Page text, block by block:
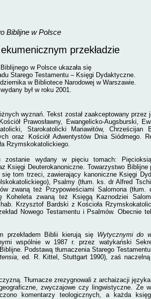
Biblijne w Polsce
przekładzie
w Polsce ukazała się
Starego Testamentu – Księgi Dydaktyczne.
w Bibliotece Narodowej w Warszawie.
był w roku 2001.
wyznań. Tekst został zaakceptowany przez
Prawosławny, Ewangelicko-Augsburski,
Starokatolicki Mariawitów, Chrześcijan
oraz Kościół Adwentystów Dnia Siódmego.
Rzymskokatolickiego.
zostanie wydany w pięciu tomach:
Księgi Deuterokanoniczne. Towarzystwo Biblijne
tom trzeci, zawierający kanoniczne Księgi
Psalmy (tłum. ks. dr Alfred
zwaną też Przypowieściami Salomona (tłum.
Koheleta zwaną też Księgą Kaznodziei
Krzysztof Bardski z Kościoła
Nowego Testamentu i Psalmów. Obecnie
przekładem Biblii kierują się
Wytycznymi do
wspólnie w 1987 r. przez watykański
Podstawą tłumaczenia Starego
, ed. R. Kittel, Stuttgart 1990), zaś
Tłumacze zrezygnowali z archaizacji
zwyczajowe czy lingwistyczne. Ze
komentarzy teologicznych, a każda